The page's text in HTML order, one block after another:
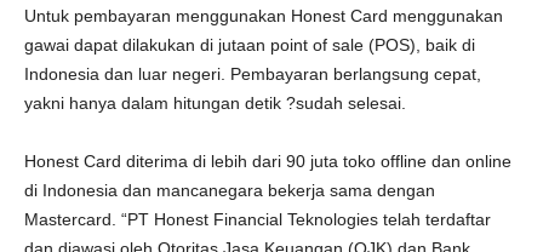
Untuk pembayaran menggunakan Honest Card menggunakan
gawai dapat dilakukan di jutaan point of sale (POS), baik di
Indonesia dan luar negeri. Pembayaran berlangsung cepat,
yakni hanya dalam hitungan detik ?sudah selesai.
Honest Card diterima di lebih dari 90 juta toko offline dan online
di Indonesia dan mancanegara bekerja sama dengan
Mastercard. “PT Honest Financial Teknologies telah terdaftar